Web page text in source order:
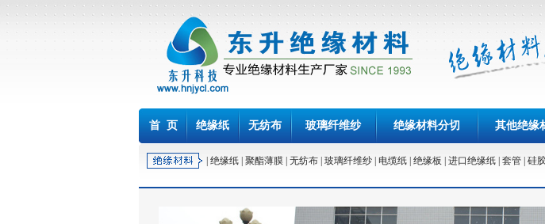
首 页 绝缘纸 无纺布 玻璃纤维纱 绝缘材料分切 其他绝缘
绝缘纸| 聚酯薄膜| 无纺布| 玻璃纤维纱| 电缆纸| 绝缘板 进口绝缘纸| 套管| 硅